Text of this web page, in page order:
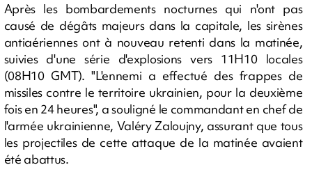
Après les bombardements nocturnes qui n'ont pas
causé de dégâts majeurs dans la capitale, les sirènes
antiaériennes ont à nouveau retenti dans la matinée,
suivies d'une série d'explosions vers 11H10 locales
(08H10 GMT). "L'ennemi a effectué des frappes de
missiles contre le territoire ukrainien, pour la deuxième
fois en 24 heures", a souligné le commandant en chef de
l'armée ukrainienne, Valéry Zaloujny, assurant que tous
les projectiles de cette attaque de la matinée avaient
été abattus.